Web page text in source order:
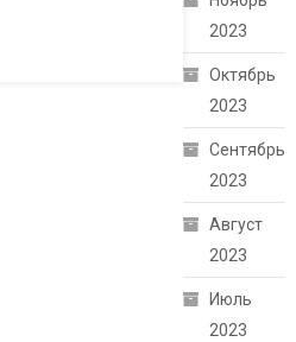
записям
2023
Октябрь
2023
Сентябрь
2023
Август
2023
Июль
2023